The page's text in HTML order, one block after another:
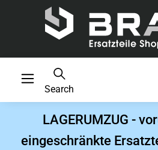
Search
LAGERUMZUG -
eingeschränkte